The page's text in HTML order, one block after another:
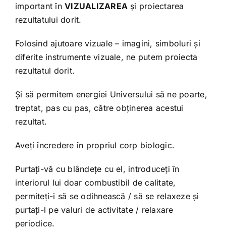
important înVIZUALIZAREA și proiectarea
rezultatului dorit.
Folosind ajutoare vizuale – imagini, simboluri și
diferite instrumente vizuale, ne putem proiecta
rezultatul dorit.
Și să permitem energiei Universului să ne poarte,
treptat, pas cu pas, către obținerea acestui
rezultat.
Aveți încredere în propriul corp biologic.
Purtați-vă cu blândețe cu el, introduceți în
interiorul lui doar combustibil de calitate,
permiteți-i să se odihnească / să se relaxeze și
purtați-l pe valuri de activitate / relaxare
periodice.